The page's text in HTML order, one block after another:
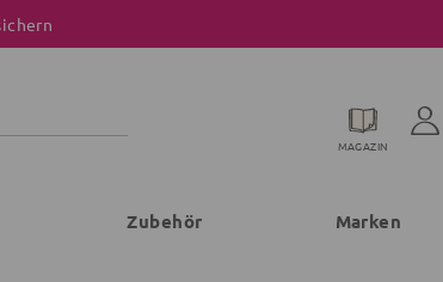
MAGAZIN
Zubehör Marken